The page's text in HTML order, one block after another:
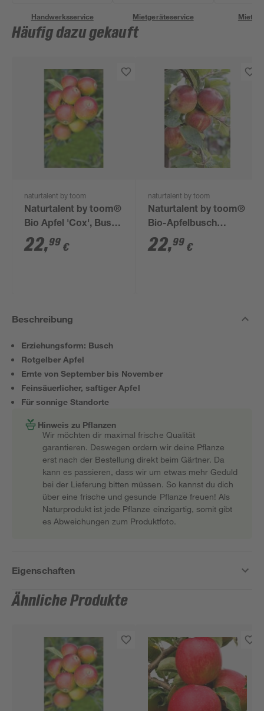
Handwerksservice Mietgeräteservice
Häufig dazu gekauft
naturtalent by toom
Naturtalent by toom®
Bio Apfel 'Cox', Busch
26 cm Topf
22,99 €
naturtalent by toom
Naturtalent by toom®
Bio-Apfelbusch
'Boskoop' 25 cm Topf
22,99 €
Beschreibung
Erziehungsform: Busch
Rotgelber Apfel
Ernte von September bis November
Feinsäuerlicher, saftiger Apfel
Für sonnige Standorte
Hinweis zu Pflanzen
Wir möchten dir maximal frische Qualität
garantieren. Deswegen ordern wir deine Pflanze
erst nach der Bestellung direkt beim Gärtner. Da
kann es passieren, dass wir um etwas mehr Geduld
bei der Lieferung bitten müssen. So kannst du dich
über eine frische und gesunde Pflanze freuen! Als
Naturprodukt ist jede Pflanze einzigartig, somit gibt
es Abweichungen zum Produktfoto.
Eigenschaften
Ähnliche Produkte